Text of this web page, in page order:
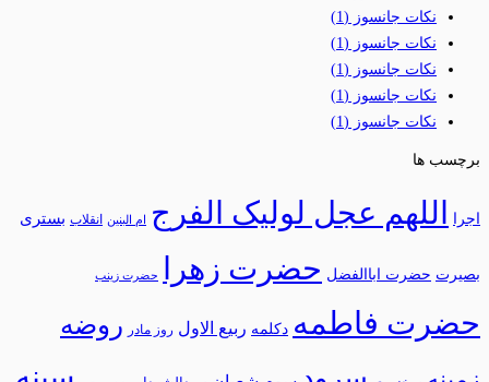
نکات جانسوز (1)
نکات جانسوز (1)
نکات جانسوز (1)
نکات جانسوز (1)
نکات جانسوز (1)
برچسب ها
اجرا اللهم عجل لولیک الفرج ام البنین انقلاب بستری
بصیرت حضرت اباالفضل حضرت زهرا حضرت زینب
حضرت فاطمه دکلمه ربیع الاول روز مادر روضه